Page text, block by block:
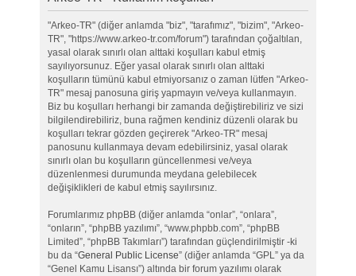
"Arkeo-TR" (diğer anlamda "biz", "tarafımız", "bizim", "Arkeo-
TR", "https://www.arkeo-tr.com/forum") tarafından çoğaltılan,
yasal olarak sınırlı olan alttaki koşulları kabul etmiş
sayılıyorsunuz. Eğer yasal olarak sınırlı olan alttaki
koşulların tümünü kabul etmiyorsanız o zaman lütfen "Arkeo-
TR" mesaj panosuna giriş yapmayın ve/veya kullanmayın.
Biz bu koşulları herhangi bir zamanda değiştirebiliriz ve sizi
bilgilendirebiliriz, buna rağmen kendiniz düzenli olarak bu
koşulları tekrar gözden geçirerek "Arkeo-TR" mesaj
panosunu kullanmaya devam edebilirsiniz, yasal olarak
sınırlı olan bu koşulların güncellenmesi ve/veya
düzenlenmesi durumunda meydana gelebilecek
değişiklikleri de kabul etmiş sayılırsınız.
Forumlarımız phpBB (diğer anlamda “onlar”, “onlara”,
“onların”, “phpBB yazılımı”, “www.phpbb.com”, “phpBB
Limited”, “phpBB Takımları”) tarafından güçlendirilmiştir -ki
bu da “General Public License” (diğer anlamda “GPL” ya da
“Genel Kamu Lisansı”) altında bir forum yazılımı olarak